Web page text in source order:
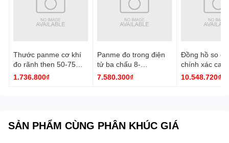
Thước panme cơ khí
đo rãnh then 50-75
mm 3233-75A Insize
1.736.800₫
Panme đo trong điện
tử ba chấu 8-
10mm/0.31-0.39''
7.580.300₫
Đồng hồ so
chính xác cao
0.001mm
10.548.720₫
SẢN PHẨM CÙNG PHÂN KHÚC GIÁ